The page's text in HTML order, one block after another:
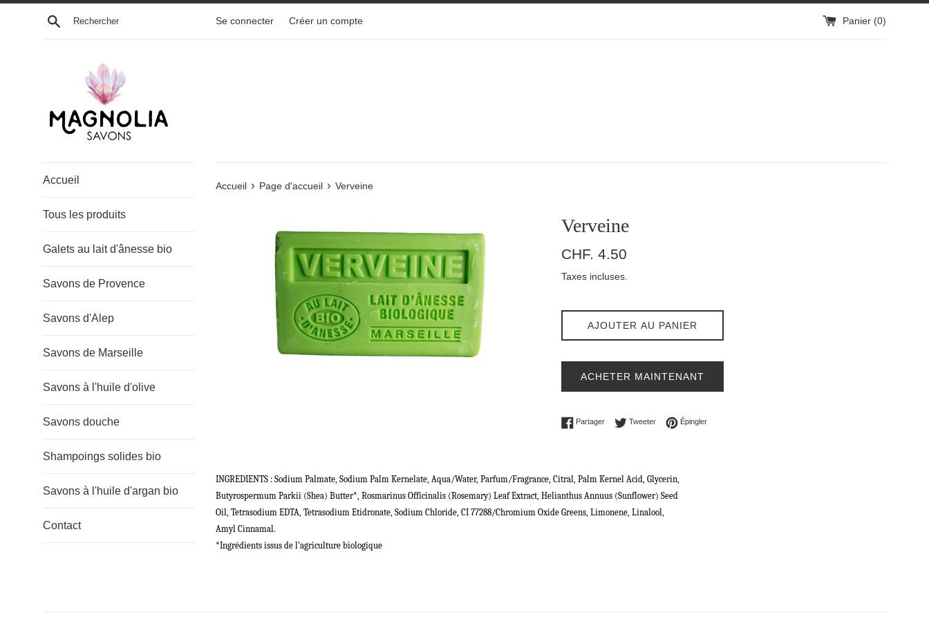
Passer
Recherche Se connecter Créer un compte Panier (0)
Accueil
Tous les produits
Galets au lait d'ânesse bio
Savons de Provence
Savons d'Alep
Savons de Marseille
Savons à l'huile d'olive
Savons douche
Shampoings solides bio
Savons à l'huile d'argan bio
Contact
Accueil › Page d'accueil › Verveine
Verveine
Prix
CHF. 4.50
Taxes incluses.
AJOUTER AU PANIER
ACHETER MAINTENANT
PartagerPartager sur Facebook
TweeterTweeter sur Twitter
ÉpinglerÉpingler sur Pinterest
INGREDIENTS : Sodium Palmate, Sodium Palm Kernelate, Aqua/Water, Parfum/Fragrance, Citral, Palm Kernel Acid, Glycerin,
Butyrospermum Parkii (Shea) Butter*, Rosmarinus Officinalis (Rosemary) Leaf Extract, Helianthus Annuus (Sunflower) Seed
Oil, Tetrasodium EDTA, Tetrasodium Etidronate, Sodium Chloride, CI 77288/Chromium Oxide Greens, Limonene, Linalool,
Amyl Cinnamal.
*Ingrédients issus de l’agriculture biologique